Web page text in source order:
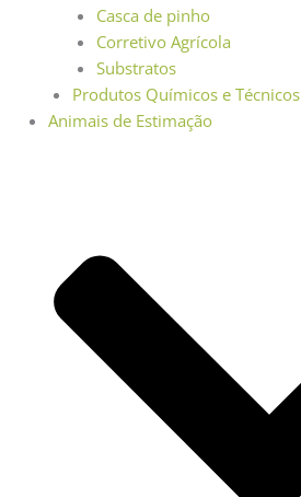
Casca de pinho
Corretivo Agrícola
Substratos
Produtos Químicos e Técnicos
Animais de Estimação